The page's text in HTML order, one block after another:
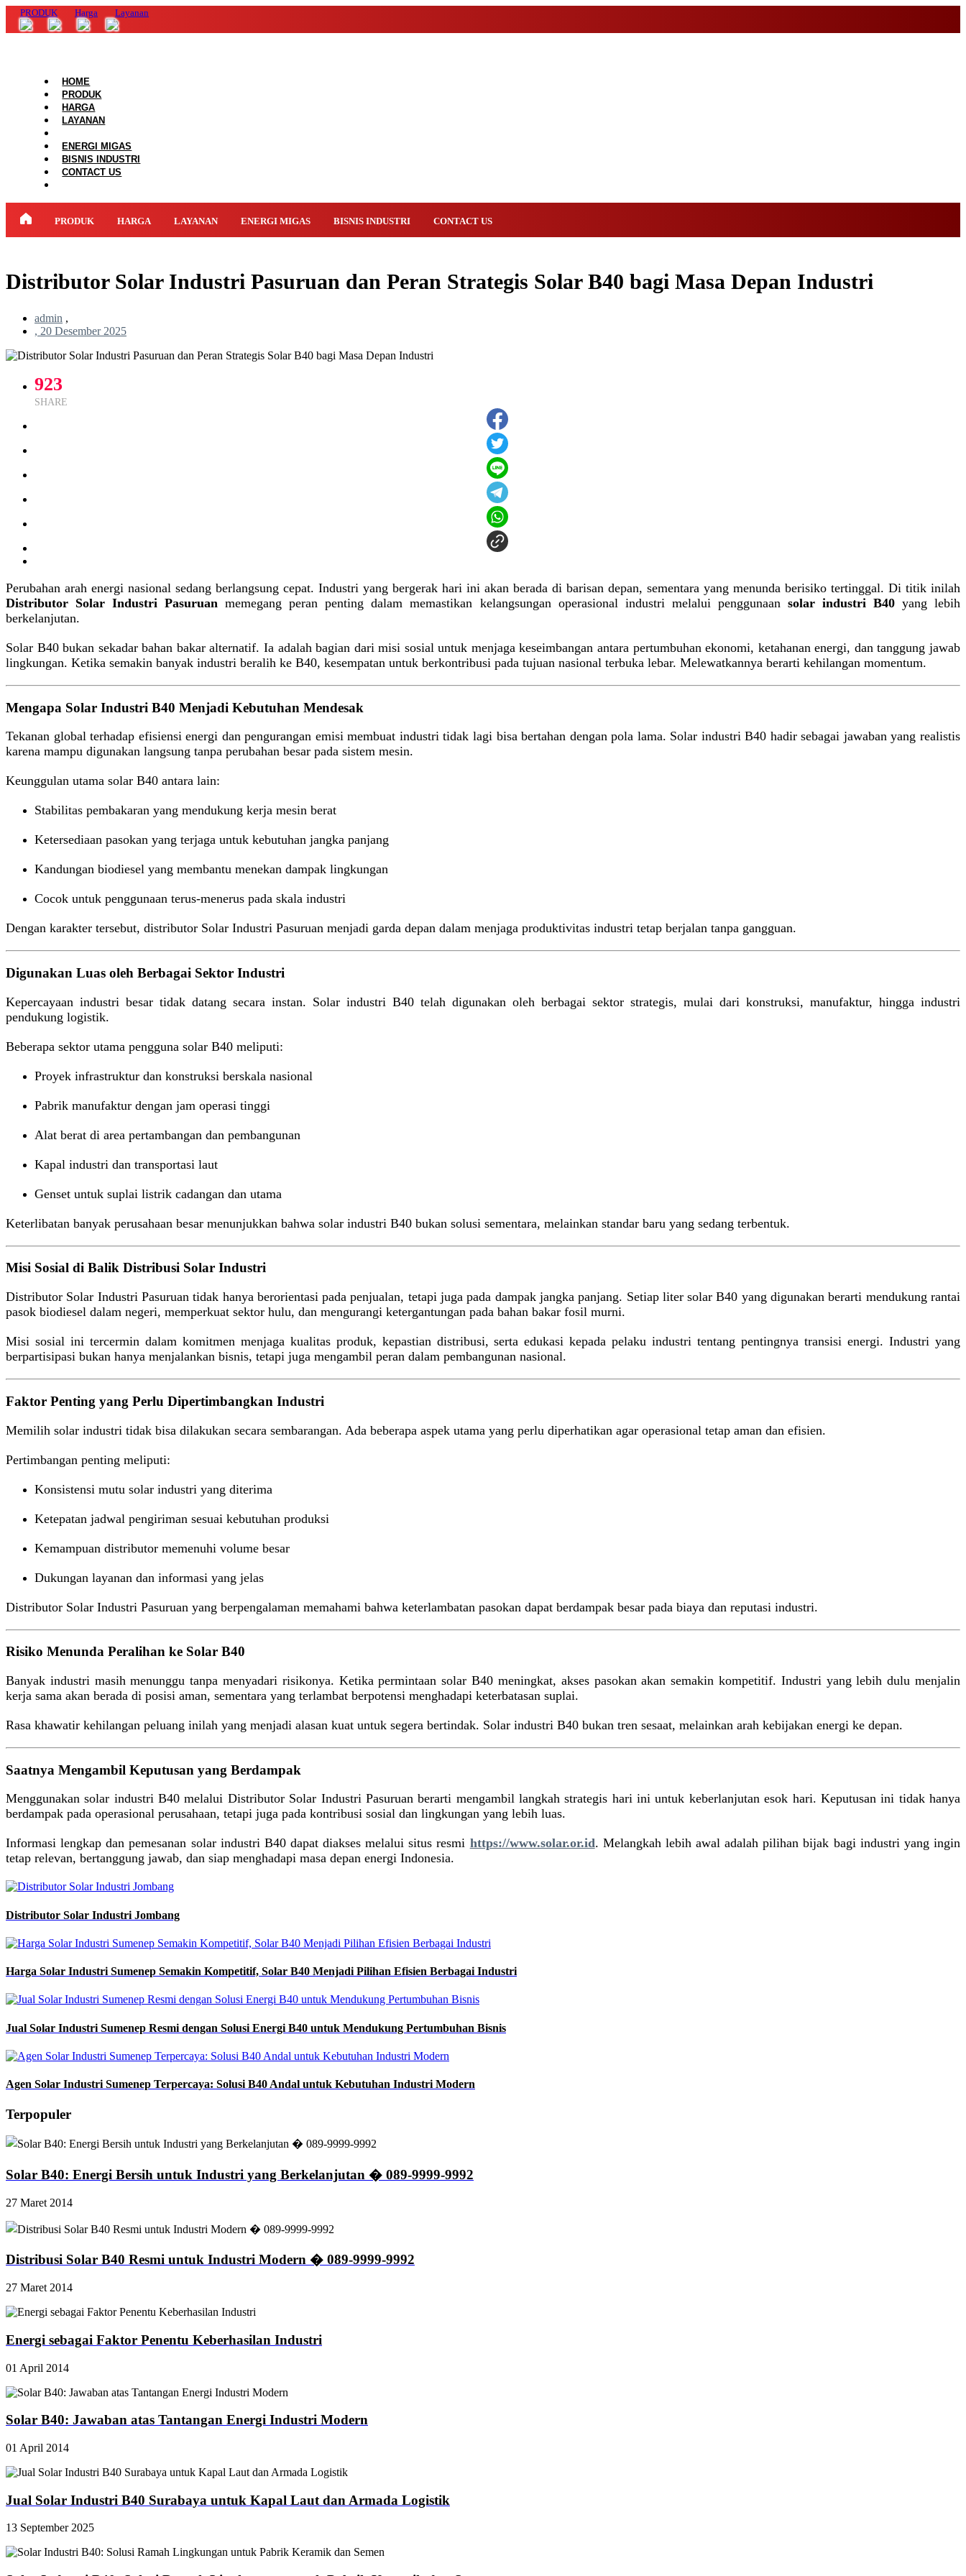
PRODUK Harga Layanan
HOME
PRODUK
HARGA
LAYANAN
ENERGI MIGAS
BISNIS INDUSTRI
CONTACT US
PRODUK HARGA LAYANAN ENERGI MIGAS BISNIS INDUSTRI CONTACT US
Distributor Solar Industri Pasuruan dan Peran Strategis Solar B40 bagi Masa Depan Industri
admin ,
, 20 Desember 2025
923
SHARE
Perubahan arah energi nasional sedang berlangsung cepat. Industri yang bergerak hari ini akan berada di barisan depan, sementara yang menunda berisiko tertinggal. Di titik inilah
Distributor Solar Industri Pasuruan memegang peran penting dalam memastikan kelangsungan operasional industri melalui penggunaan solar industri B40yang lebih
berkelanjutan.
Solar B40 bukan sekadar bahan bakar alternatif. Ia adalah bagian dari misi sosial untuk menjaga keseimbangan antara pertumbuhan ekonomi, ketahanan energi, dan tanggung jawab
lingkungan. Ketika semakin banyak industri beralih ke B40, kesempatan untuk berkontribusi pada tujuan nasional terbuka lebar. Melewatkannya berarti kehilangan momentum.
Mengapa Solar Industri B40 Menjadi Kebutuhan Mendesak
Tekanan global terhadap efisiensi energi dan pengurangan emisi membuat industri tidak lagi bisa bertahan dengan pola lama. Solar industri B40 hadir sebagai jawaban yang realistis
karena mampu digunakan langsung tanpa perubahan besar pada sistem mesin.
Keunggulan utama solar B40 antara lain:
Stabilitas pembakaran yang mendukung kerja mesin berat
Ketersediaan pasokan yang terjaga untuk kebutuhan jangka panjang
Kandungan biodiesel yang membantu menekan dampak lingkungan
Cocok untuk penggunaan terus-menerus pada skala industri
Dengan karakter tersebut, distributor Solar Industri Pasuruan menjadi garda depan dalam menjaga produktivitas industri tetap berjalan tanpa gangguan.
Digunakan Luas oleh Berbagai Sektor Industri
Kepercayaan industri besar tidak datang secara instan. Solar industri B40 telah digunakan oleh berbagai sektor strategis, mulai dari konstruksi, manufaktur, hingga industri
pendukung logistik.
Beberapa sektor utama pengguna solar B40 meliputi:
Proyek infrastruktur dan konstruksi berskala nasional
Pabrik manufaktur dengan jam operasi tinggi
Alat berat di area pertambangan dan pembangunan
Kapal industri dan transportasi laut
Genset untuk suplai listrik cadangan dan utama
Keterlibatan banyak perusahaan besar menunjukkan bahwa solar industri B40 bukan solusi sementara, melainkan standar baru yang sedang terbentuk.
Misi Sosial di Balik Distribusi Solar Industri
Distributor Solar Industri Pasuruan tidak hanya berorientasi pada penjualan, tetapi juga pada dampak jangka panjang. Setiap liter solar B40 yang digunakan berarti mendukung rantai
pasok biodiesel dalam negeri, memperkuat sektor hulu, dan mengurangi ketergantungan pada bahan bakar fosil murni.
Misi sosial ini tercermin dalam komitmen menjaga kualitas produk, kepastian distribusi, serta edukasi kepada pelaku industri tentang pentingnya transisi energi. Industri yang
berpartisipasi bukan hanya menjalankan bisnis, tetapi juga mengambil peran dalam pembangunan nasional.
Faktor Penting yang Perlu Dipertimbangkan Industri
Memilih solar industri tidak bisa dilakukan secara sembarangan. Ada beberapa aspek utama yang perlu diperhatikan agar operasional tetap aman dan efisien.
Pertimbangan penting meliputi:
Konsistensi mutu solar industri yang diterima
Ketepatan jadwal pengiriman sesuai kebutuhan produksi
Kemampuan distributor memenuhi volume besar
Dukungan layanan dan informasi yang jelas
Distributor Solar Industri Pasuruan yang berpengalaman memahami bahwa keterlambatan pasokan dapat berdampak besar pada biaya dan reputasi industri.
Risiko Menunda Peralihan ke Solar B40
Banyak industri masih menunggu tanpa menyadari risikonya. Ketika permintaan solar B40 meningkat, akses pasokan akan semakin kompetitif. Industri yang lebih dulu menjalin
kerja sama akan berada di posisi aman, sementara yang terlambat berpotensi menghadapi keterbatasan suplai.
Rasa khawatir kehilangan peluang inilah yang menjadi alasan kuat untuk segera bertindak. Solar industri B40 bukan tren sesaat, melainkan arah kebijakan energi ke depan.
Saatnya Mengambil Keputusan yang Berdampak
Menggunakan solar industri B40 melalui Distributor Solar Industri Pasuruan berarti mengambil langkah strategis hari ini untuk keberlanjutan esok hari. Keputusan ini tidak hanya
berdampak pada operasional perusahaan, tetapi juga pada kontribusi sosial dan lingkungan yang lebih luas.
Informasi lengkap dan pemesanan solar industri B40 dapat diakses melalui situs resmi https://www.solar.or.id. Melangkah lebih awal adalah pilihan bijak bagi industri yang ingin
tetap relevan, bertanggung jawab, dan siap menghadapi masa depan energi Indonesia.
Distributor Solar Industri Jombang
Harga Solar Industri Sumenep Semakin Kompetitif, Solar B40 Menjadi Pilihan Efisien Berbagai Industri
Jual Solar Industri Sumenep Resmi dengan Solusi Energi B40 untuk Mendukung Pertumbuhan Bisnis
Agen Solar Industri Sumenep Terpercaya: Solusi B40 Andal untuk Kebutuhan Industri Modern
Terpopuler
Solar B40: Energi Bersih untuk Industri yang Berkelanjutan � 089-9999-9992
27 Maret 2014
Distribusi Solar B40 Resmi untuk Industri Modern � 089-9999-9992
27 Maret 2014
Energi sebagai Faktor Penentu Keberhasilan Industri
01 April 2014
Solar B40: Jawaban atas Tantangan Energi Industri Modern
01 April 2014
Jual Solar Industri B40 Surabaya untuk Kapal Laut dan Armada Logistik
13 September 2025